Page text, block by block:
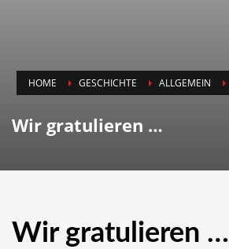
HOME GESCHICHTE ALLGEMEIN
Wir gratulieren …
Wir gratulieren …